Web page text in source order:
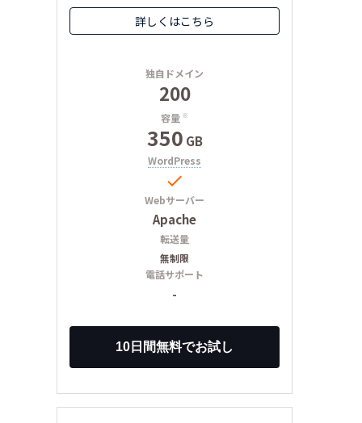
詳しくはこちら
独自ドメイン
200
容量 ※
350 GB
WordPress

Webサーバー
Apache
転送量
無制限
電話サポート
-